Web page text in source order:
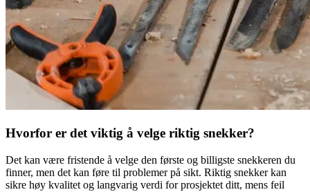
Hvorfor er det viktig å velge riktig snekker?
Det kan være fristende å velge den første og billigste snekkeren du
finner, men det kan føre til problemer på sikt. Riktig snekker kan
sikre høy kvalitet og langvarig verdi for prosjektet ditt, mens feil